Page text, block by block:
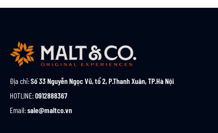
Địa chỉ:Số 33 Nguyễn Ngọc Vũ, tổ 2, P.Thanh Xuân, TP.Hà Nội
HOTLINE:0912888367
Email:sale@maltco.vn